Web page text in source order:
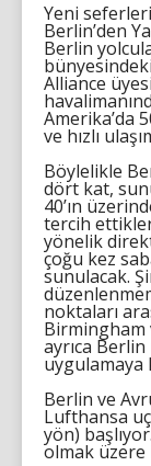
Yeni
Berlin’den
Berlin
Alliance
Amerika’da
ve hızlı
Böylelikle
dört kat,
40’ın
tercih
yönelik
çoğu kez
sunulacak.
noktaları
Birmingham
ayrıca
uygulamaya
Berlin ve
Lufthansa
yön)
olmak üzere